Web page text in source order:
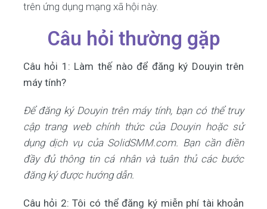
trên ứng dụng mạng xã hội này.
Câu hỏi thường gặp
Câu hỏi 1: Làm thế nào để đăng ký Douyin trên
máy tính?
Để đăng ký Douyin trên máy tính, bạn có thể truy
cập trang web chính thức của Douyin hoặc sử
dụng dịch vụ của SolidSMM.com. Bạn cần điền
đầy đủ thông tin cá nhân và tuân thủ các bước
đăng ký được hướng dẫn.
Câu hỏi 2: Tôi có thể đăng ký miễn phí tài khoản